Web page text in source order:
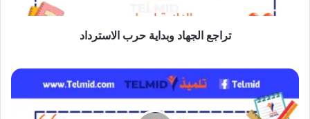
تراجع الجهاد وبداية حرب الاسترداد
رثاء
وتذكر
-